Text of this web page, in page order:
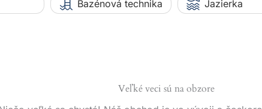
Bazénová technika Jazierka
Veľké veci sú na obzore